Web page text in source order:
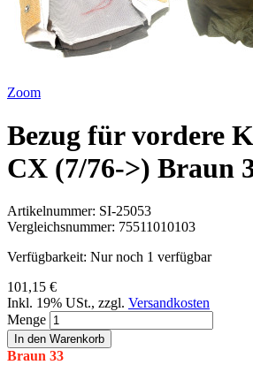
Zoom
Bezug für vordere
CX (7/76->) Braun
Artikelnummer: SI-25053
Vergleichsnummer: 75511010103
Verfügbarkeit: Nur noch 1 verfügbar
101,15 €
Inkl. 19% USt., zzgl. Versandkosten
Menge
In den Warenkorb
Braun 33